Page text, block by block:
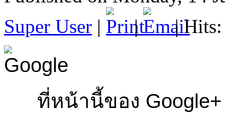
Super User | | | Hits:
ที่หน้านี้ของ Google+